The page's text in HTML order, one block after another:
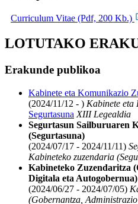
Curriculum Vitae (Pdf, 200 Kb.)
LOTUTAKO
Erakunde publikoa
Kabinete eta Komunikazio
(2024/11/12 - ) Kabinete eta
Segurtasuna XIII Legealdia
Segurtasun Sailburuaren
(Segurtasuna)
(2024/07/17 - 2024/11/11)
Kabineteko zuzendaria
Kabineteko Zuzendaritza
Digitala eta Autogobernua)
(2024/06/27 - 2024/07/05)
(Gobernantza,